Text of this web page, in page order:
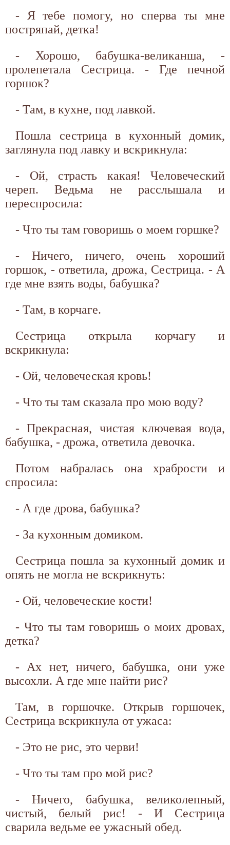
- Я тебе помогу, но сперва ты мне
постряпай, детка!
- Хорошо, бабушка-великанша, -
пролепетала Сестрица. - Где печной
горшок?
- Там, в кухне, под лавкой.
Пошла сестрица в кухонный домик,
заглянула под лавку и вскрикнула:
- Ой, страсть какая! Человеческий
череп. Ведьма не расслышала и
переспросила:
- Что ты там говоришь о моем горшке?
- Ничего, ничего, очень хороший
горшок, - ответила, дрожа, Сестрица. - А
где мне взять воды, бабушка?
- Там, в корчаге.
Сестрица открыла корчагу и
вскрикнула:
- Ой, человеческая кровь!
- Что ты там сказала про мою воду?
- Прекрасная, чистая ключевая вода,
бабушка, - дрожа, ответила девочка.
Потом набралась она храбрости и
спросила:
- А где дрова, бабушка?
- За кухонным домиком.
Сестрица пошла за кухонный домик и
опять не могла не вскрикнуть:
- Ой, человеческие кости!
- Что ты там говоришь о моих дровах,
детка?
- Ах нет, ничего, бабушка, они уже
высохли. А где мне найти рис?
Там, в горшочке. Открыв горшочек,
Сестрица вскрикнула от ужаса:
- Это не рис, это черви!
- Что ты там про мой рис?
- Ничего, бабушка, великолепный,
чистый, белый рис! - И Сестрица
сварила ведьме ее ужасный обед.